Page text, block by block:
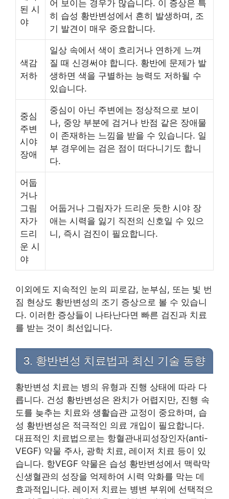
된 시
야
어 보이는 경우가 많습니다. 이 증상은 특
히 습성 황반변성에서 흔히 발생하며, 조
기 발견이 매우 중요합니다.
색감
저하
일상 속에서 색이 흐리거나 연하게 느껴
질 때 신경써야 합니다. 황반에 문제가 발
생하면 색을 구별하는 능력도 저하될 수
있습니다.
중심
주변
시야
장애
중심이 아닌 주변에는 정상적으로 보이
나, 중앙 부분에 검거나 반점 같은 장애물
이 존재하는 느낌을 받을 수 있습니다. 일
부 경우에는 검은 점이 떠다니기도 합니
다.
어둡
거나
그림
자가
드리
운 시
야
어둡거나 그림자가 드리운 듯한 시야 장
애는 시력을 잃기 직전의 신호일 수 있으
니, 즉시 검진이 필요합니다.
이외에도 지속적인 눈의 피로감, 눈부심, 또는 빛 번
짐 현상도 황반변성의 조기 증상으로 볼 수 있습니
다. 이러한 증상들이 나타난다면 빠른 검진과 치료
를 받는 것이 최선입니다.
3. 황반변성 치료법과 최신 기술 동향
황반변성 치료는 병의 유형과 진행 상태에 따라 다
릅니다. 건성 황반변성은 완치가 어렵지만, 진행 속
도를 늦추는 치료와 생활습관 교정이 중요하며, 습
성 황반변성은 적극적인 의료 개입이 필요합니다.
대표적인 치료법으로는 항혈관내피성장인자(anti-
VEGF) 약물 주사, 광학 치료, 레이저 치료 등이 있
습니다. 항VEGF 약물은 습성 황반변성에서 맥락막
신생혈관의 성장을 억제하여 시력 악화를 막는 데
효과적입니다. 레이저 치료는 병변 부위에 선택적으